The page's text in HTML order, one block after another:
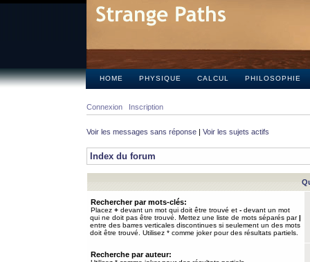
HOME PHYSIQUE CALCUL PHILOSOPHIE
Connexion Inscription
Voir les messages sans réponse | Voir les sujets actifs
Index du forum
Rechercher par mots-clés:
Placez + devant un mot qui doit être trouvé et - devant un mot
qui ne doit pas être trouvé. Mettez une liste de mots séparés par|
entre des barres verticales discontinues si seulement un des mots
doit être trouvé. Utilisez * comme joker pour des résultats partiels.
Recherche par auteur: